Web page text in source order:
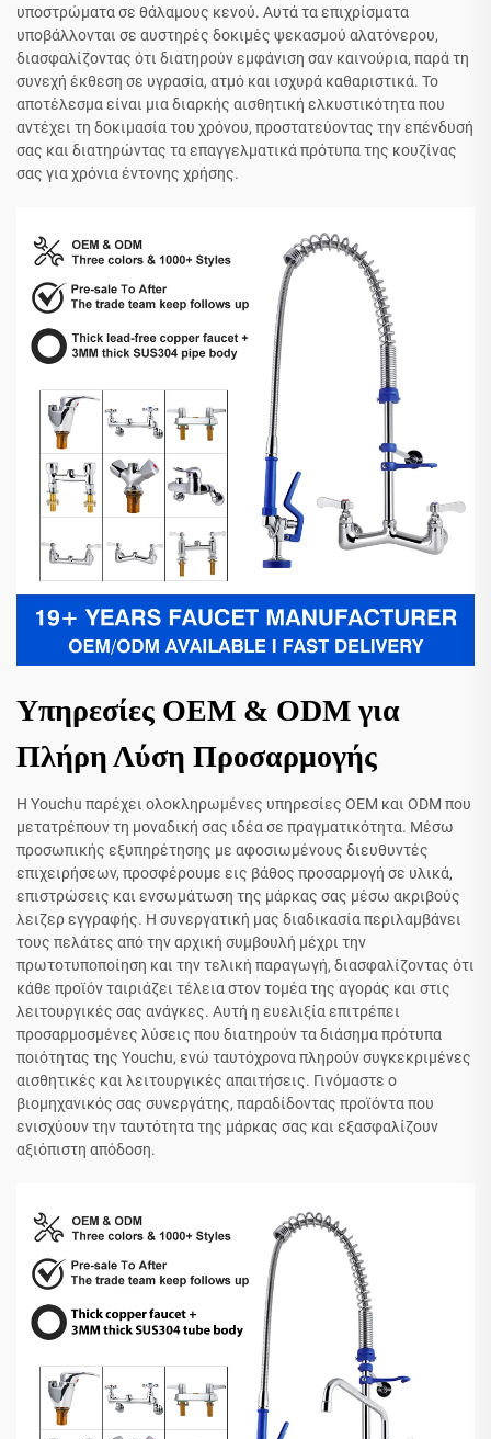
υποστρώματα σε θάλαμους κενού. Αυτά τα επιχρίσματα
υποβάλλονται σε αυστηρές δοκιμές ψεκασμού αλατόνερου,
διασφαλίζοντας ότι διατηρούν εμφάνιση σαν καινούρια, παρά τη
συνεχή έκθεση σε υγρασία, ατμό και ισχυρά καθαριστικά. Το
αποτέλεσμα είναι μια διαρκής αισθητική ελκυστικότητα που
αντέχει τη δοκιμασία του χρόνου, προστατεύοντας την επένδυσή
σας και διατηρώντας τα επαγγελματικά πρότυπα της κουζίνας
σας για χρόνια έντονης χρήσης.
Υπηρεσίες OEM & ODM για
Πλήρη Λύση Προσαρμογής
Η Youchu παρέχει ολοκληρωμένες υπηρεσίες OEM και ODM που
μετατρέπουν τη μοναδική σας ιδέα σε πραγματικότητα. Μέσω
προσωπικής εξυπηρέτησης με αφοσιωμένους διευθυντές
επιχειρήσεων, προσφέρουμε εις βάθος προσαρμογή σε υλικά,
επιστρώσεις και ενσωμάτωση της μάρκας σας μέσω ακριβούς
λειζερ εγγραφής. Η συνεργατική μας διαδικασία περιλαμβάνει
τους πελάτες από την αρχική συμβουλή μέχρι την
πρωτοτυποποίηση και την τελική παραγωγή, διασφαλίζοντας ότι
κάθε προϊόν ταιριάζει τέλεια στον τομέα της αγοράς και στις
λειτουργικές σας ανάγκες. Αυτή η ευελιξία επιτρέπει
προσαρμοσμένες λύσεις που διατηρούν τα διάσημα πρότυπα
ποιότητας της Youchu, ενώ ταυτόχρονα πληρούν συγκεκριμένες
αισθητικές και λειτουργικές απαιτήσεις. Γινόμαστε ο
βιομηχανικός σας συνεργάτης, παραδίδοντας προϊόντα που
ενισχύουν την ταυτότητα της μάρκας σας και εξασφαλίζουν
αξιόπιστη απόδοση.